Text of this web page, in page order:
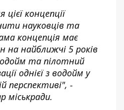
концепції
науковців та
концепція має
на найближчі 5 років
та пілотний
однієї з водойм у
перспективі", -
міськради.